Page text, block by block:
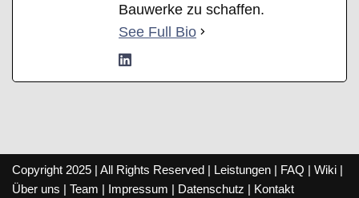
Bauwerke zu schaffen.
See Full Bio
Copyright 2025 | All Rights Reserved | Leistungen | FAQ | Wiki |
Über uns | Team | Impressum | Datenschutz | Kontakt